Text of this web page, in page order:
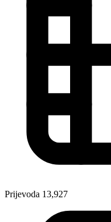
Prijevoda 13,927